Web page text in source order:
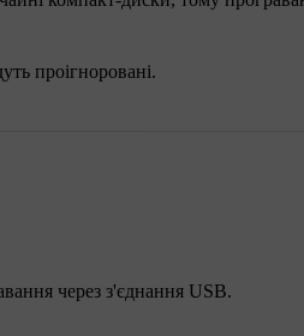
проігноровані.
через з'єднання USB.